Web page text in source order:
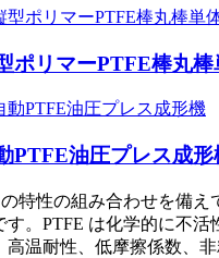
ポリマーPTFE棒丸棒
PTFE油圧プレス成形
特性の組み合わせを備え
す。PTFE は化学的に不活
高温耐性、低摩擦係数、